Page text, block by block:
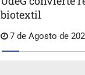
biotextil
7 de Agosto de